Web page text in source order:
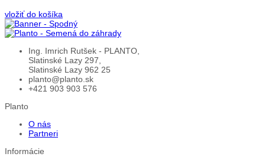
vložiť do košíka
Ing. Imrich Rutšek - PLANTO,
Slatinské Lazy 297,
Slatinské Lazy 962 25
planto@planto.sk
+421 903 903 576
Planto
O nás
Partneri
Informácie